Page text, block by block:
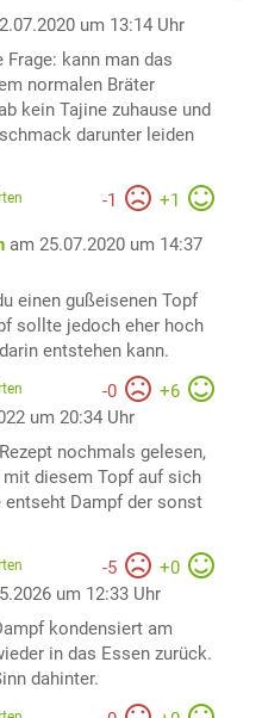
um 13:14 Uhr
kann man das
normalen Bräter
kein Tajine zuhause und
darunter leiden
-1 +1
am 25.07.2020 um 14:37
einen gußeisenen Topf
sollte jedoch eher hoch
entstehen kann.
-0 +6
um 20:34 Uhr
nochmals gelesen,
diesem Topf auf sich
entseht Dampf der sonst
-5 +0
um 12:33 Uhr
kondensiert am
in das Essen zurück.
dahinter.